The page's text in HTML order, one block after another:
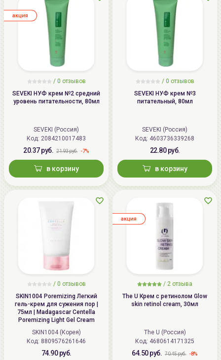
/ 0 отзывов
SEVEKI НУФ крем №2 средний
уровень питательности, 80мл
SEVEKI (Россия)
Код: 2084210017483
20.37 руб. 21.93 руб. -7%
в корзину
aкция
/ 0 отзывов
SEVEKI НУФ крем №3
питательный, 80мл
SEVEKI (Россия)
Код: 4603736339268
22.80 руб.
в корзину
/ 0 отзывов
SKIN1004 Poremizing Легкий
гель-крем для сужения пор |
75мл | Madagascar Centella
Poremizing Light Gel Cream
SKIN1004 (Корея)
Код: 8809576261646
74.90 руб.
/ 2 отзыва
The U Крем с ретинолом Glow
skin retinol cream, 30мл
The U (Россия)
Код: 4680614171325
64.50 руб. 70.45 руб. -8%
aкция